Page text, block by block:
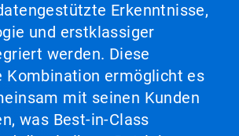
Erkenntnisse,
und erstklassiger
werden. Diese
Kombination ermöglicht es
mit seinen Kunden
was Best-in-Class